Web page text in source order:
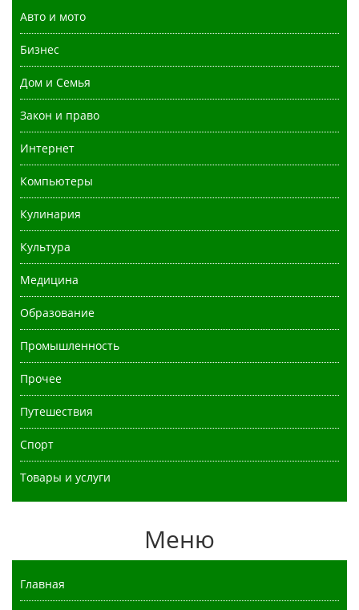
Авто и мото
Бизнес
Дом и Семья
Закон и право
Интернет
Компьютеры
Кулинария
Культура
Медицина
Образование
Промышленность
Прочее
Путешествия
Спорт
Товары и услуги
Меню
Главная